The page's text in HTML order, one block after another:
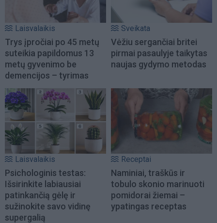
Laisvalaikis
Trys įpročiai po 45 metų
suteikia papildomus 13
metų gyvenimo be
demencijos – tyrimas
Sveikata
Vėžiu sergančiai britei
pirmai pasaulyje taikytas
naujas gydymo metodas
Laisvalaikis
Psichologinis testas:
Išsirinkite labiausiai
patinkančią gėlę ir
sužinokite savo vidinę
supergalią
Receptai
Naminiai, traškūs ir
tobulo skonio marinuoti
pomidorai žiemai –
ypatingas receptas